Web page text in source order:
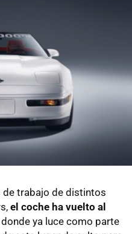
de trabajo de distintos
el coche ha vuelto al
donde ya luce como parte